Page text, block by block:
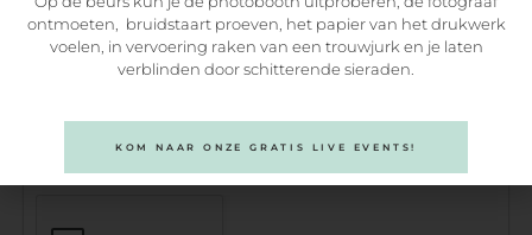
ontmoeten, bruidstaart proeven, het papier van het drukwerk
voelen, in vervoering raken van een trouwjurk en je laten
verblinden door schitterende sieraden.
KOM NAAR ONZE GRATIS LIVE EVENTS!